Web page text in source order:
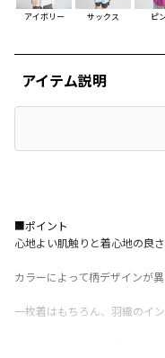
アイボリー サックス ピ
アイテム説明
■ポイント
心地よい肌触りと着心地の良
カラーによって柄デザインが
一枚着はもちろん、羽織のイ